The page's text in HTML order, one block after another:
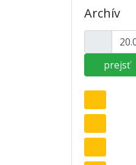
Archív
prejsť